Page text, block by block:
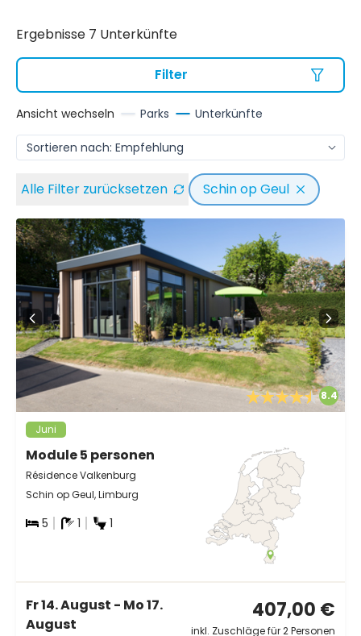
Ergebnisse 7 Unterkünfte
Filter
Ansicht wechseln Parks Unterkünfte
Alle Filter zurücksetzen Schin op Geul
8.4
Juni
Module 5 personen
Résidence Valkenburg
Schin op Geul, Limburg
5 1 1
Fr 14. August - Mo 17.
August
407,00 €
inkl. Zuschläge für 2 Personen